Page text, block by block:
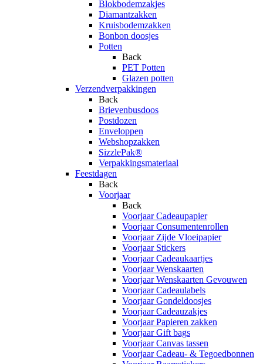
Blokbodemzakjes
Diamantzakken
Kruisbodemzakken
Bonbon doosjes
Potten
Back
PET Potten
Glazen potten
Verzendverpakkingen
Back
Brievenbusdoos
Postdozen
Enveloppen
Webshopzakken
SizzlePak®
Verpakkingsmateriaal
Feestdagen
Back
Voorjaar
Back
Voorjaar Cadeaupapier
Voorjaar Consumentenrollen
Voorjaar Zijde Vloeipapier
Voorjaar Stickers
Voorjaar Cadeaukaartjes
Voorjaar Wenskaarten
Voorjaar Wenskaarten Gevouwen
Voorjaar Cadeaulabels
Voorjaar Gondeldoosjes
Voorjaar Cadeauzakjes
Voorjaar Papieren zakken
Voorjaar Gift bags
Voorjaar Canvas tassen
Voorjaar Cadeau- & Tegoedbonnen